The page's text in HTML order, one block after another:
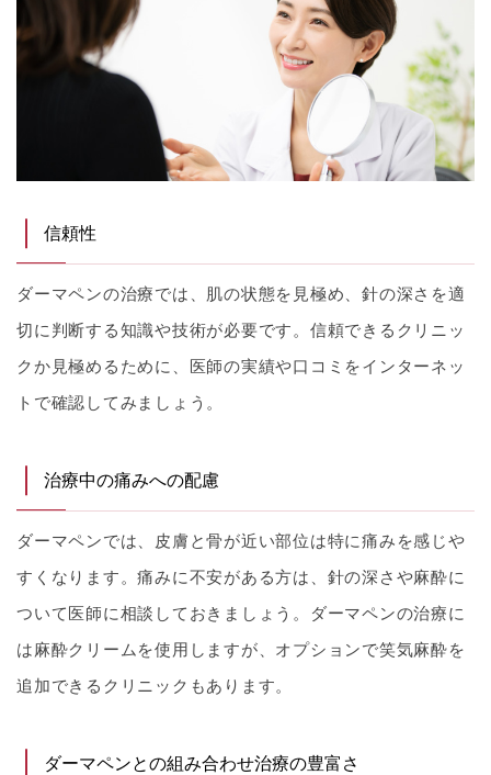
信頼性
ダーマペンの治療では、肌の状態を見極め、針の深さを適
切に判断する知識や技術が必要です。信頼できるクリニッ
クか見極めるために、医師の実績や口コミをインターネッ
トで確認してみましょう。
治療中の痛みへの配慮
ダーマペンでは、皮膚と骨が近い部位は特に痛みを感じや
すくなります。痛みに不安がある方は、針の深さや麻酔に
ついて医師に相談しておきましょう。ダーマペンの治療に
は麻酔クリームを使用しますが、オプションで笑気麻酔を
追加できるクリニックもあります。
ダーマペンとの組み合わせ治療の豊富さ